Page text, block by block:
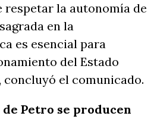
respetar la autonomía de
en la
es esencial para
del Estado
concluyó el comunicado.
Petro se producen